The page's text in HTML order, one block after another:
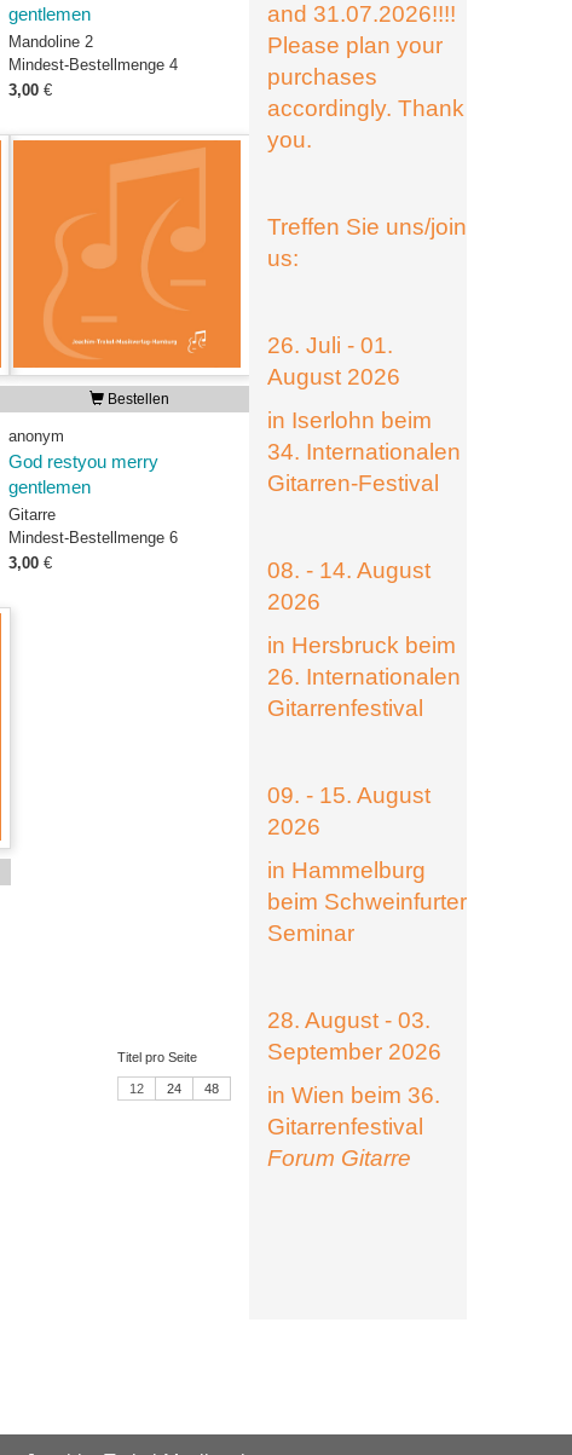
gentlemen
Mandoline 2
Mindest-Bestellmenge 4
3,00€
Bestellen
anonym
God restyou merry
gentlemen
Gitarre
Mindest-Bestellmenge 6
3,00€
Titel pro Seite
12 24 48
and 31.07.2026!!!!
Please plan your
purchases
accordingly. Thank
you.
Treffen Sie uns/join
us:
26. Juli - 01.
August 2026
in Iserlohn beim
34. Internationalen
Gitarren-Festival
08. - 14. August
2026
in Hersbruck beim
26. Internationalen
Gitarrenfestival
09. - 15. August
2026
in Hammelburg
beim Schweinfurter
Seminar
28. August - 03.
September 2026
in Wien beim 36.
Gitarrenfestival
Forum Gitarre